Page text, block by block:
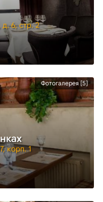
6, стр. 2
Фотогалерея [5]
корп. 1